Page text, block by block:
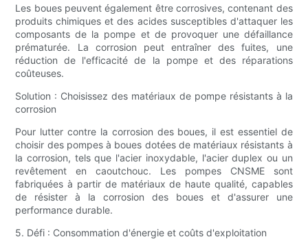
Les boues peuvent également être corrosives, contenant des
produits chimiques et des acides susceptibles d'attaquer les
composants de la pompe et de provoquer une défaillance
prématurée. La corrosion peut entraîner des fuites, une
réduction de l'efficacité de la pompe et des réparations
coûteuses.
Solution : Choisissez des matériaux de pompe résistants à la
corrosion
Pour lutter contre la corrosion des boues, il est essentiel de
choisir des pompes à boues dotées de matériaux résistants à
la corrosion, tels que l'acier inoxydable, l'acier duplex ou un
revêtement en caoutchouc. Les pompes CNSME sont
fabriquées à partir de matériaux de haute qualité, capables
de résister à la corrosion des boues et d'assurer une
performance durable.
5. Défi : Consommation d'énergie et coûts d'exploitation